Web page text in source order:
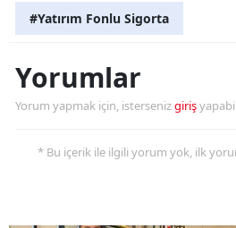
#Yatırım Fonlu Sigorta
Yorumlar
Yorum yapmak için, istersenizgiriş
* Bu içerik ile ilgili yorum yok, ilk